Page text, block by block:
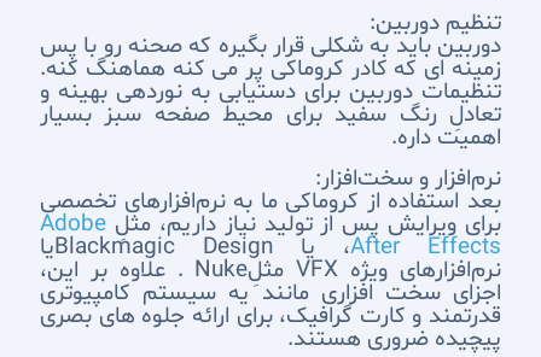
تنظیم دوربین:
دوربین باید به شکلی قرار بگیره که صحنه رو با پس
زمینه ای که کادر کروماکی پر می کنه هماهنگ کنه.
تنظیمات دوربین برای دستیابی به نوردهی بهینه و
تعادلِ رنگ سفید برای محیط صفحه سبز بسیار
اهمیت داره.
نرم‌افزار و سخت‌افزار:
بعد استفاده از کروماکی ما به نرم‌افزارهای تخصصی
برای ویرایش پس از تولید نیاز داریم، مثلِ Adobe
After Effects ، یا Blackmagic Designیا
نرم‌افزارهای ویژه VFX مثلِNuke . علاوه بر این،
اجزای سخت افزاری مانند یه سیستم کامپیوتری
قدرتمند و کارت گرافیک، برای ارائه جلوه های بصری
پیچیده ضروری هستند.